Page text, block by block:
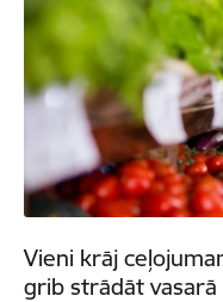
Vieni krāj
grib strādāt vasarā